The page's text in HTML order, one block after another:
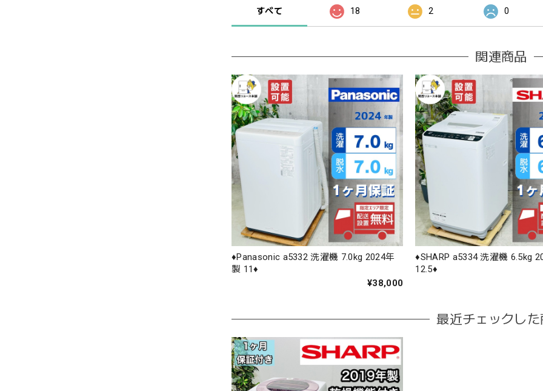
すべて 18 2 0
関連商品
♦️Panasonic a5332 洗濯機 7.0kg 2024年
製 11♦️
¥38,000
♦️SHARP a5334 洗濯機 6.5kg
12.5♦️
最近チェックし